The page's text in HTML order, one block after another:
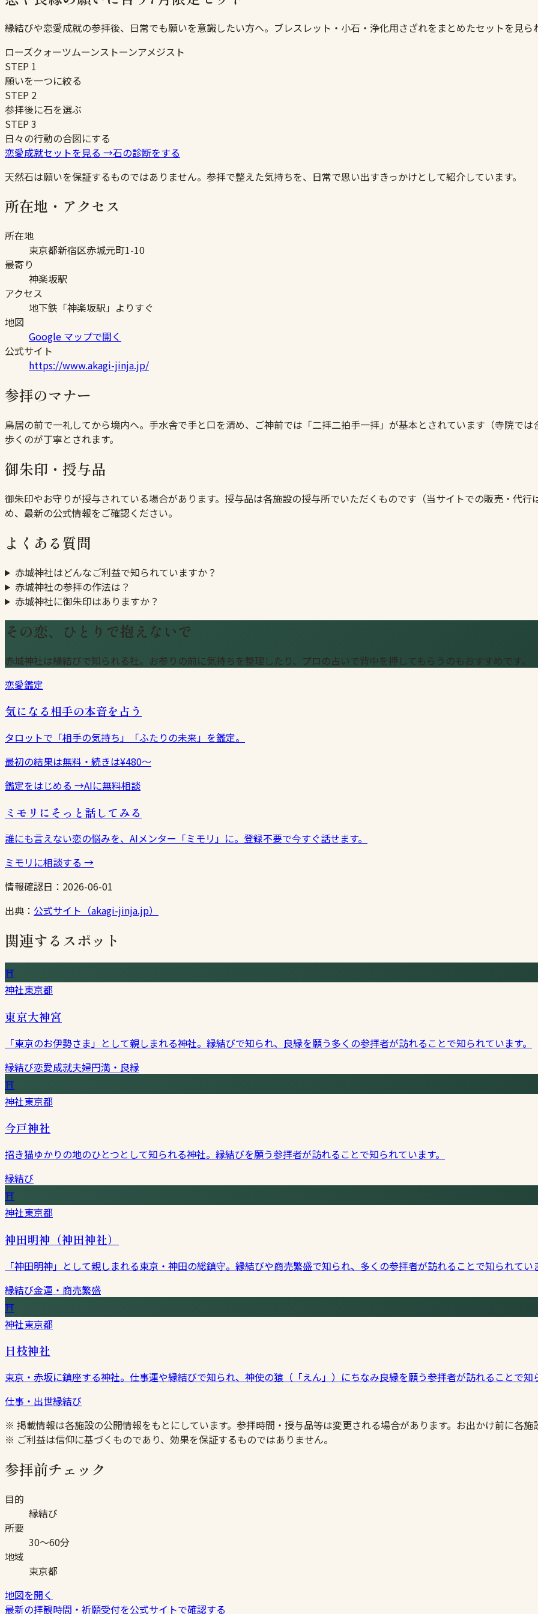
縁結びや恋愛成就の参拝後、日常でも願いを意識したい方へ。ブレスレット・小石・浄化用さざれをまとめたセットを見ら
ローズクォーツムーンストーンアメジスト
STEP 1
願いを一つに絞る
STEP 2
参拝後に石を選ぶ
STEP3
日々の行動の合図にする
恋愛成就セットを見る →石の診断をする
天然石は願いを保証するものではありません。参拝で整えた気持ちを、日常で思い出すきっかけとして紹介しています。
所在地・アクセス
所在地
東京都新宿区赤城元町1-10
最寄り
神楽坂駅
アクセス
地下鉄「神楽坂駅」よりすぐ
地図
Google マップで開く
公式サイト
https://www.akagi-jinja.jp/
参拝のマナー
鳥居の前で一礼してから境内へ。手水舎で手と口を清め、ご神前では「二拝二拍手一拝」が基本とされています（寺院で
歩くのが丁寧とされます。
御朱印・授与品
御朱印やお守りが授与されている場合があります。授与品は各施設の授与所でいただくものです（当サイトでの販売・代
め、最新の公式情報をご確認ください。
よくある質問
赤城神社はどんなご利益で知られていますか？
赤城神社の参拝の作法は？
赤城神社に御朱印はありますか？
その恋、ひとりで抱えないで
赤城神社は縁結びで知られる社。お参りの前に気持ちを整理したり、プロの占いで背中を押してもらうのもおすすめです。
恋愛鑑定
気になる相手の本音を占う
タロットで「相手の気持ち」「ふたりの未来」を鑑定。
最初の結果は無料・続きは¥480〜
鑑定をはじめる →AIに無料相談
ミモリにそっと話してみる
誰にも言えない恋の悩みを、AIメンター「ミモリ」に。登録不要で今すぐ話せます。
ミモリに相談する →
情報確認日： 2026-06-01
出典： 公式サイト（akagi-jinja.jp）
関連するスポット
⛩
神社東京都
東京大神宮
「東京のお伊勢さま」として親しまれる神社。縁結びで知られ、良縁を願う多くの参拝者が訪れることで知られています。
縁結び恋愛成就夫婦円満・良縁
⛩
神社東京都
今戸神社
招き猫ゆかりの地のひとつとして知られる神社。縁結びを願う参拝者が訪れることで知られています。
縁結び
⛩
神社東京都
神田明神（神田神社）
「神田明神」として親しまれる東京・神田の総鎮守。縁結びや商売繁盛で知られ、多くの参拝者が訪れることで知られてい
縁結び金運・商売繁盛
⛩
神社東京都
日枝神社
東京・赤坂に鎮座する神社。仕事運や縁結びで知られ、神使の猿（「えん」）にちなみ良縁を願う参拝者が訪れることで知
仕事・出世縁結び
※ 掲載情報は各施設の公開情報をもとにしています。参拝時間・授与品等は変更される場合があります。お出かけ前に各
※ ご利益は信仰に基づくものであり、効果を保証するものではありません。
参拝前チェック
目的
縁結び
所要
30〜60分
地域
東京都
地図を開く
最新の拝観時間・祈願受付を公式サイトで確認する